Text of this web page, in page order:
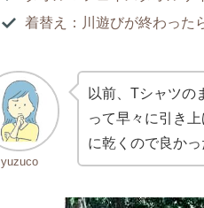
着替え：川遊びが終わった
yuzuco
以前、Tシャツの
って早々に引き
に乾くので良かっ